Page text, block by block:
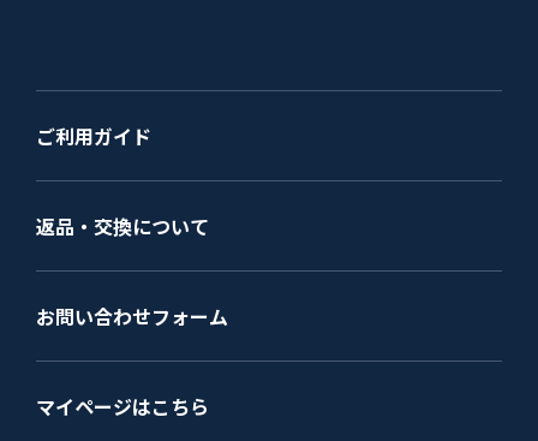
ご利用ガイド
返品・交換について
お問い合わせフォーム
マイページはこちら